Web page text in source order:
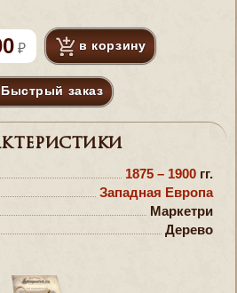
в корзину
Быстрый заказ
1875 – 1900 гг.
Западная Европа
Маркетри
Дерево